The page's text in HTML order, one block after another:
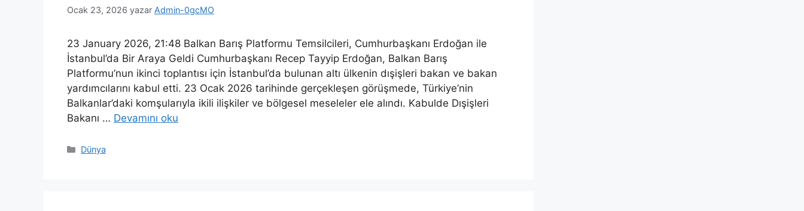
Ocak 23, 2026 yazar Admin-0gcMO
23 January 2026, 21:48 Balkan Barış Platformu Temsilcileri, Cumhurbaşkanı Erdoğan ile
İstanbul’da Bir Araya Geldi Cumhurbaşkanı Recep Tayyip Erdoğan, Balkan Barış
Platformu’nun ikinci toplantısı için İstanbul’da bulunan altı ülkenin dışişleri bakan ve bakan
yardımcılarını kabul etti. 23 Ocak 2026 tarihinde gerçekleşen görüşmede, Türkiye’nin
Balkanlar’daki komşularıyla ikili ilişkiler ve bölgesel meseleler ele alındı. Kabulde Dışişleri
Bakanı … Devamını oku
Kategoriler
Dünya